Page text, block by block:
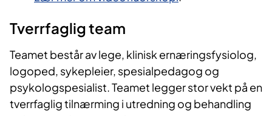
Tver​​​rfaglig team​​
Teamet består av lege, klinisk ernæringsfysiolog,
logoped, sykepleier, spesialpedagog og
psykologspesialist. Teamet legger stor vekt på en
tverrfaglig tilnærming i utredning og behandling